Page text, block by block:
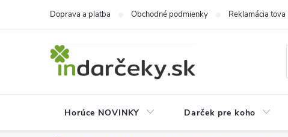
Doprava a platba Obchodné podmienky Reklamácia tovaru
Horúce NOVINKY Darček pre koho